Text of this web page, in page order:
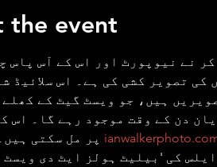
the event
نے نیوپورٹ اور اس کے آس پاس
کی تصویر کشی کی ہے۔ اس سلائیڈ
ہیں، جو ویسٹ گیٹ کے
دن کے وقت موجود رہے گا۔ اس
پر مل سکتی
کی 'بیلیٹ ہولز ایٹ دی